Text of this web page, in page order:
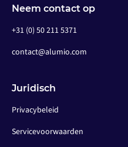
Neem contact op
+31 (0) 50 211 5371
contact@alumio.com
Juridisch
Privacybeleid
Servicevoorwaarden